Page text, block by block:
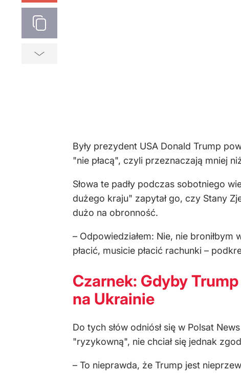
Były prezydent USA Donald Trump
"nie płacą", czyli przeznaczają mniej
Słowa te padły podczas sobotniego
dużego kraju" zapytał go, czy Stany
dużo na obronność.
– Odpowiedziałem: Nie, nie
płacić, musicie płacić rachunki –
Czarnek: Gdyby
na Ukrainie
Do tych słów odniósł się w Polsat
"ryzykowną", nie chciał się jednak
– To nieprawda, że Trump jest